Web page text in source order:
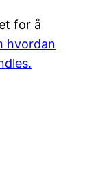
for å
hvordan